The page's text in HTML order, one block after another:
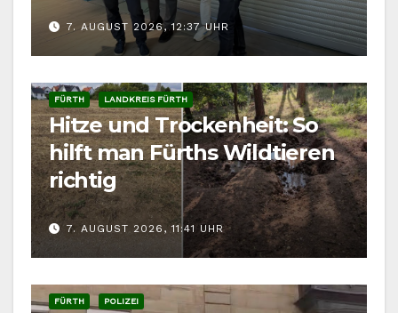
7. AUGUST 2026, 12:37 UHR
FÜRTH LANDKREIS FÜRTH
Hitze und Trockenheit: So
hilft man Fürths Wildtieren
richtig
7. AUGUST 2026, 11:41 UHR
FÜRTH POLIZEI